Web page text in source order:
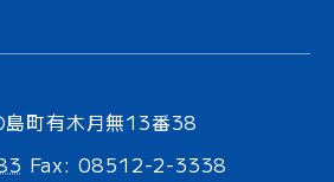
町有木月無13番38
Fax: 08512-2-3338